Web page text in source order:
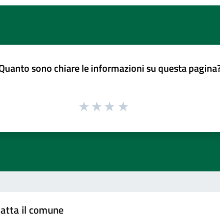
sono chiare le informazioni su questa
il comune